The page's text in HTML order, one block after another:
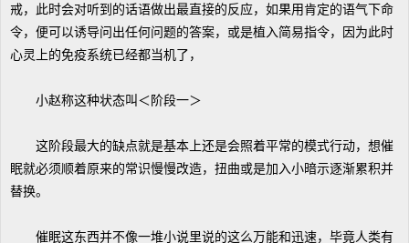
戒，此时会对听到的话语做出最直接的反应，如果用肯定的语气下命
令，便可以诱导问出任何问题的答案，或是植入简易指令，因为此时
心灵上的免疫系统已经都当机了，
小赵称这种状态叫＜阶段一＞
这阶段最大的缺点就是基本上还是会照着平常的模式行动，想催
眠就必须顺着原来的常识慢慢改造，扭曲或是加入小暗示逐渐累积并
替换。
催眠这东西并不像一堆小说里说的这么万能和迅速，毕竟人类有